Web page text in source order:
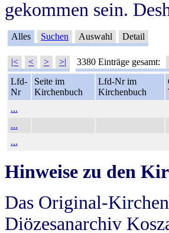
gekommen sein.
Alles Suchen Auswahl Detail
|< < > >| 3380 Einträge gesamt:
Lfd-
Nr
Seite im
Kirchenbuch
Lfd-Nr im
Kirchenbuch
...
...
...
Hinweise zu den
Das Original-
Diözesanarchiv